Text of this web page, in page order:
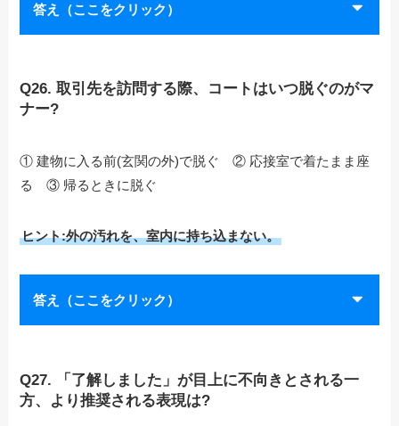
答え（ここをクリック）
Q26. 取引先を訪問する際、コートはいつ脱ぐのがマ
ナー?
① 建物に入る前(玄関の外)で脱ぐ ② 応接室で着たまま座
る ③ 帰るときに脱ぐ
ヒント:外の汚れを、室内に持ち込まない。
答え（ここをクリック）
Q27. 「了解しました」が目上に不向きとされる一
方、より推奨される表現は?